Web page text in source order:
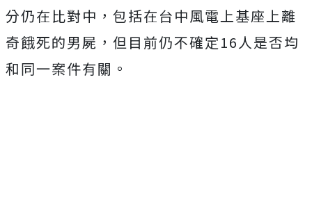
分仍在比對中，包括在台中風電上基座上離
奇餓死的男屍，但目前仍不確定16人是否均
和同一案件有關。